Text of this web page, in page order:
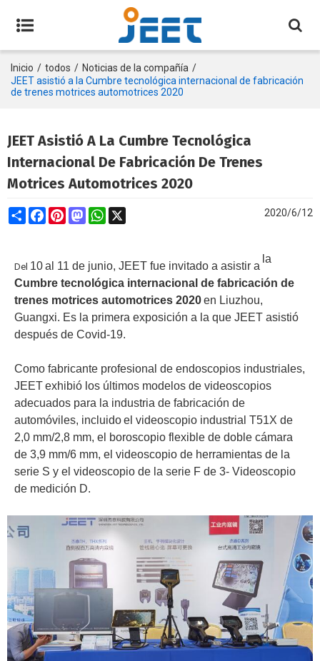
Inicio / todos / Noticias de la compañía /
JEET asistió a la Cumbre tecnológica internacional de fabricación
de trenes motrices automotrices 2020
JEET Asistió A La Cumbre Tecnológica
Internacional De Fabricación De Trenes
Motrices Automotrices 2020
ShareFacebookPinterestMastodonWhatsApp 2020/6/12
Del 10al 11 de junio, JEET fue invitado a asistir a
la
Cumbre tecnológica internacional de fabricación de
trenes motrices automotrices 2020en Liuzhou,
Guangxi. Es la primera exposición a la que JEET asistió
después de Covid-19.
Como fabricante profesional de endoscopios industriales,
JEETexhibió los últimos modelos de videoscopios
adecuados para la industria de fabricación de
automóviles, incluidoel videoscopio industrial T51X de
2,0 mm/2,8 mm, el boroscopio flexible de doble cámara
de 3,9 mm/6 mm, el videoscopio de herramientas de la
serie S y el videoscopio de la serie F de 3- Videoscopio
de medición D.